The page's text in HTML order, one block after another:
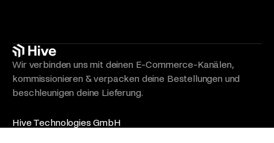
Wir verbinden uns mit deinen E-Commerce-Kanälen,
kommissionieren & verpacken deine Bestellungen und
beschleunigen deine Lieferung.
Hive Technologies GmbH